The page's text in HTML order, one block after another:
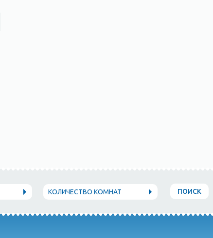
КОЛИЧЕСТВО КОМНАТ ПОИСК